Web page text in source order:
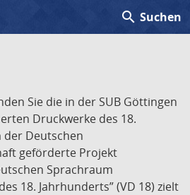
search Suchen
Sie die in der SUB Göttingen
Druckwerke des 18.
der Deutschen
geförderte Projekt
Sprachraum
18. Jahrhunderts” (VD 18) zielt